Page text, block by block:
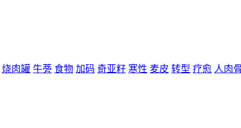
烧肉罐 牛蒡 食物 加码 奇亚籽 寒性 麦皮 转型 疗愈 人肉